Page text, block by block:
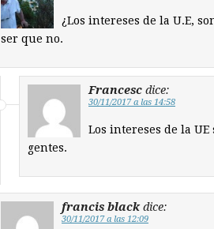
¿Los intereses de la U.E,
ser que no.
Francesc dice:
30/11/2017 a las 14:58
Los intereses de la
gentes.
francis black dice:
30/11/2017 a las 12:09